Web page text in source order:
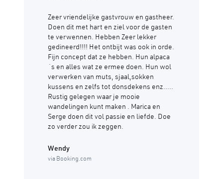
Zeer vriendelijke gastvrouw en gastheer.
Doen dit met hart en ziel voor de gasten
te verwennen. Hebben Zeer lekker
gedineerd!!!! Het ontbijt was ook in orde.
Fijn concept dat ze hebben. Hun alpaca
´s en alles wat ze ermee doen. Hun wol
verwerken van muts, sjaal,sokken
kussens en zelfs tot donsdekens enz.....
Rustig gelegen waar je mooie
wandelingen kunt maken . Marica en
Serge doen dit vol passie en liefde. Doe
zo verder zou ik zeggen.
Wendy
via Booking.com